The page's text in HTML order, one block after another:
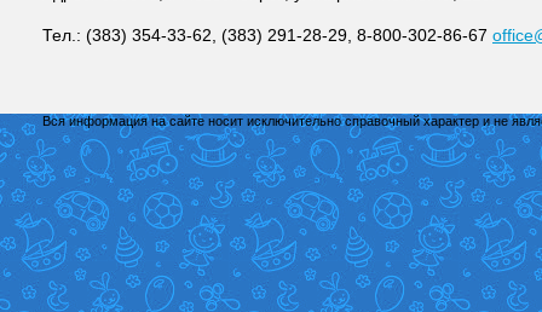
Тел.: (383) 354-33-62, (383) 291-28-29, 8-800-302-86-67
Вся информация на сайте носит исключительно справочный характер и не